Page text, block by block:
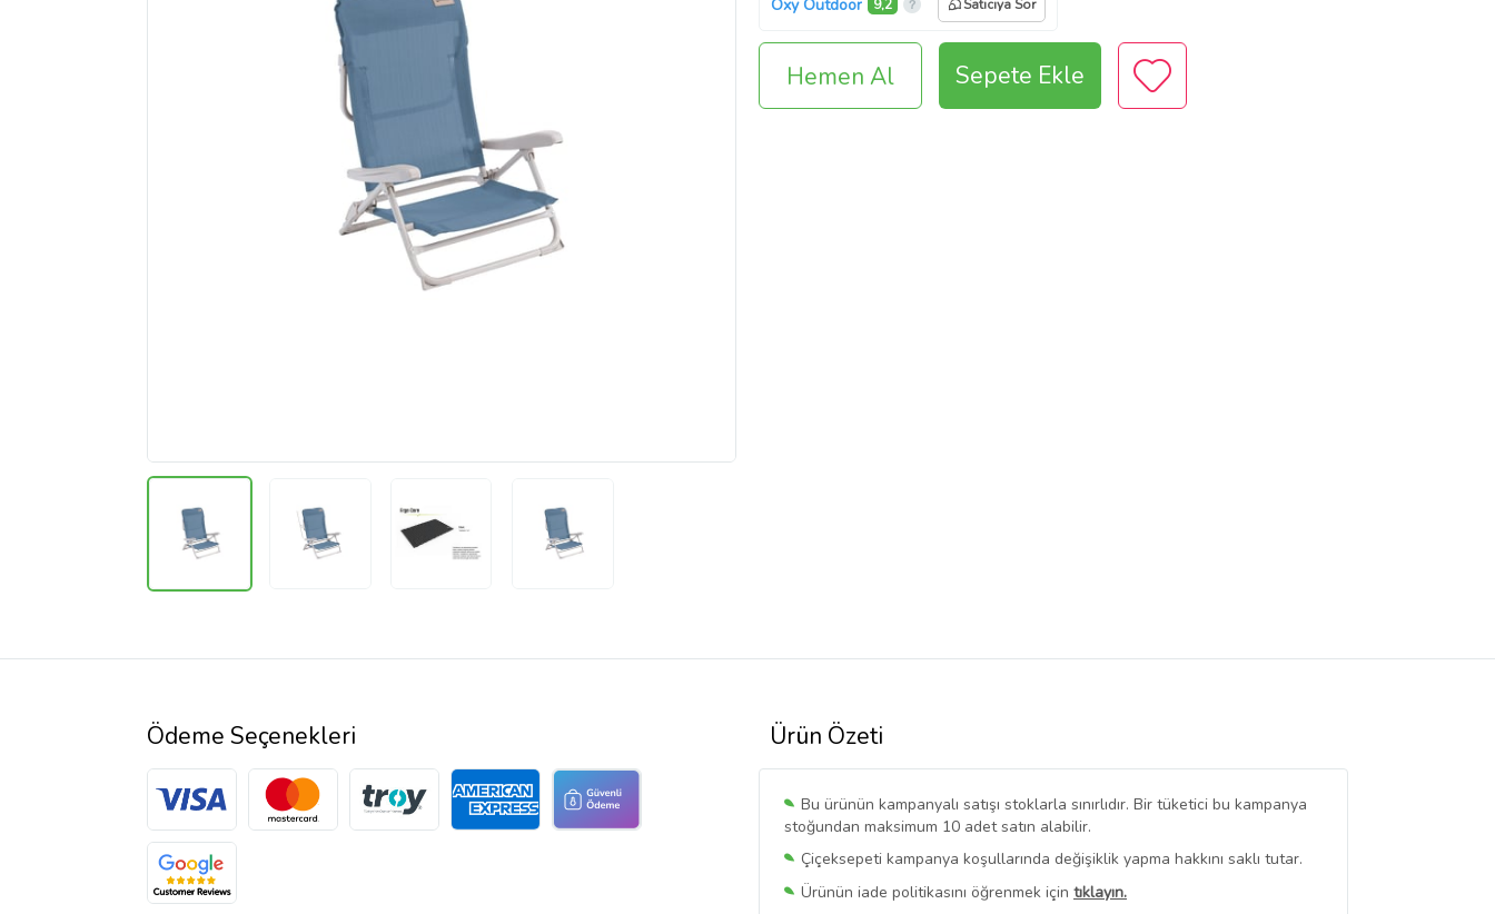
Oxy Outdoor 9,2 Satıcıya Sor
Hemen Al Sepete Ekle
Ürün Özeti
Bu ürünün kampanyalı satışı stoklarla sınırlıdır. Bir tüketici bu kampanya
stoğundan maksimum 10 adet satın alabilir.
Çiçeksepeti kampanya koşullarında değişiklik yapma hakkını saklı tutar.
Ürünün iade politikasını öğrenmek için tıklayın.
Ödeme Seçenekleri